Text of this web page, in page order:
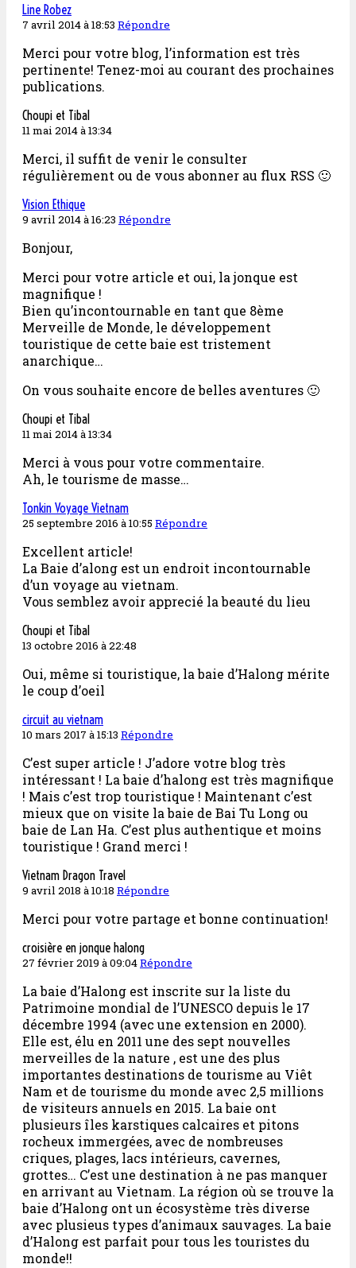
Line Robez
7 avril 2014 à 18:53 Répondre
Merci pour votre blog, l’information est très
pertinente! Tenez-moi au courant des prochaines
publications.
Choupi et Tibal
11 mai 2014 à 13:34
Merci, il suffit de venir le consulter
régulièrement ou de vous abonner au flux RSS 🙂
Vision Ethique
9 avril 2014 à 16:23 Répondre
Bonjour,
Merci pour votre article et oui, la jonque est
magnifique !
Bien qu’incontournable en tant que 8ème
Merveille de Monde, le développement
touristique de cette baie est tristement
anarchique…
On vous souhaite encore de belles aventures 🙂
Choupi et Tibal
11 mai 2014 à 13:34
Merci à vous pour votre commentaire.
Ah, le tourisme de masse…
Tonkin Voyage Vietnam
25 septembre 2016 à 10:55 Répondre
Excellent article!
La Baie d’along est un endroit incontournable
d’un voyage au vietnam.
Vous semblez avoir apprecié la beauté du lieu
Choupi et Tibal
13 octobre 2016 à 22:48
Oui, même si touristique, la baie d’Halong mérite
le coup d’oeil
circuit au vietnam
10 mars 2017 à 15:13 Répondre
C’est super article ! J’adore votre blog très
intéressant ! La baie d’halong est très magnifique
! Mais c’est trop touristique ! Maintenant c’est
mieux que on visite la baie de Bai Tu Long ou
baie de Lan Ha. C’est plus authentique et moins
touristique ! Grand merci !
Vietnam Dragon Travel
9 avril 2018 à 10:18 Répondre
Merci pour votre partage et bonne continuation!
croisière en jonque halong
27 février 2019 à 09:04Répondre
La baie d’Halong est inscrite sur la liste du
Patrimoine mondial de l’UNESCO depuis le 17
décembre 1994 (avec une extension en 2000).
Elle est, élu en 2011 une des sept nouvelles
merveilles de la nature , est une des plus
importantes destinations de tourisme au Viêt
Nam et de tourisme du monde avec 2,5 millions
de visiteurs annuels en 2015. La baie ont
plusieurs îles karstiques calcaires et pitons
rocheux immergées, avec de nombreuses
criques, plages, lacs intérieurs, cavernes,
grottes… C’est une destination à ne pas manquer
en arrivant au Vietnam. La région où se trouve la
baie d’Halong ont un écosystème très diverse
avec plusieus types d’animaux sauvages. La baie
d’Halong est parfait pour tous les touristes du
monde!!